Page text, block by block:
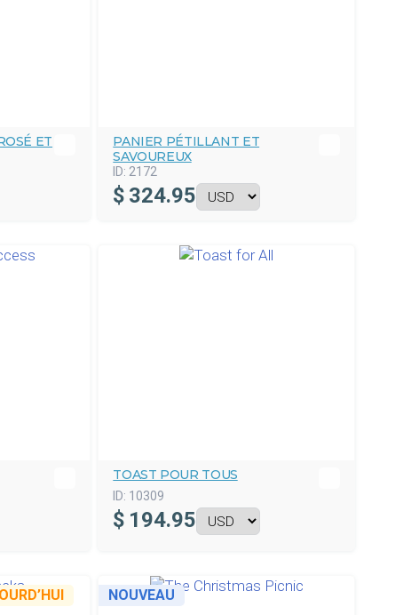
ET
PANIER PÉTILLANT ET
SAVOUREUX
ID: 2172
$ 324.95
TOAST POUR TOUS
ID: 10309
$ 194.95
NOUVEAU